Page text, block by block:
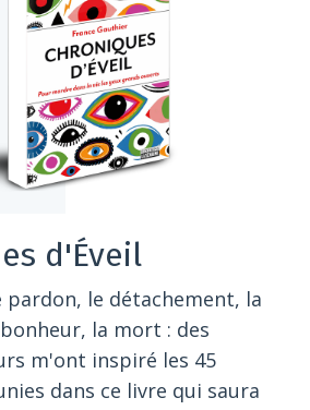
d'Éveil
pardon, le détachement, la
la mort : des
m'ont inspiré les 45
dans ce livre qui saura